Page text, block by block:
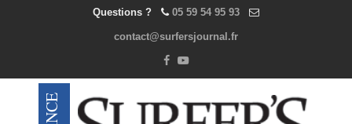
Questions ? 05 59 54 95 93
contact@surfersjournal.fr